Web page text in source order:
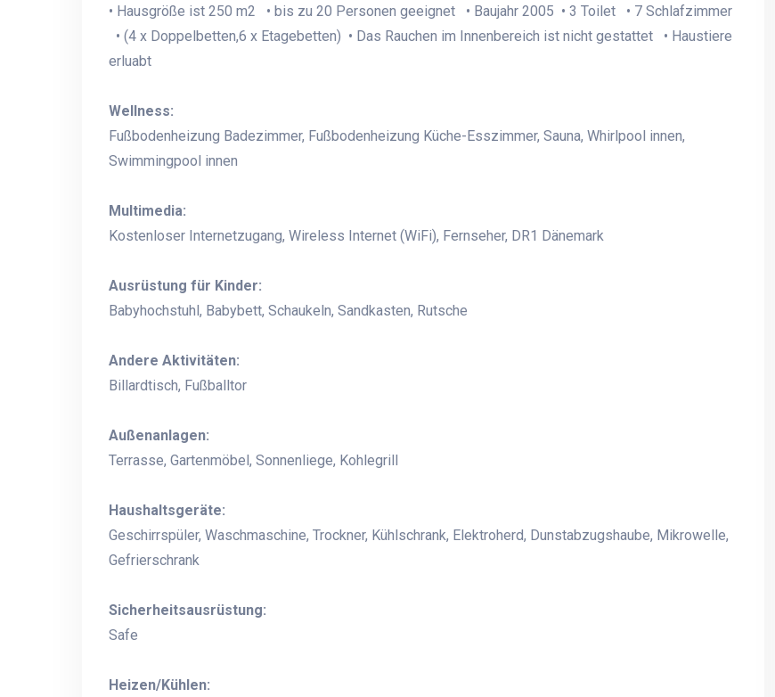
• Hausgröße ist 250 m2 • bis zu 20 Personen geeignet • Baujahr 2005 • 3 Toilet • 7 Schlafzimmer
• (4 x Doppelbetten,6 x Etagebetten) • Das Rauchen im Innenbereich ist nicht gestattet • Haustiere
erluabt
Wellness:
Fußbodenheizung Badezimmer, Fußbodenheizung Küche-Esszimmer, Sauna, Whirlpool innen,
Swimmingpool innen
Multimedia:
Kostenloser Internetzugang, Wireless Internet (WiFi), Fernseher, DR1 Dänemark
Ausrüstung für Kinder:
Babyhochstuhl, Babybett, Schaukeln, Sandkasten, Rutsche
Andere Aktivitäten:
Billardtisch, Fußballtor
Außenanlagen:
Terrasse, Gartenmöbel, Sonnenliege, Kohlegrill
Haushaltsgeräte:
Geschirrspüler, Waschmaschine, Trockner, Kühlschrank, Elektroherd, Dunstabzugshaube, Mikrowelle,
Gefrierschrank
Sicherheitsausrüstung:
Safe
Heizen/Kühlen: